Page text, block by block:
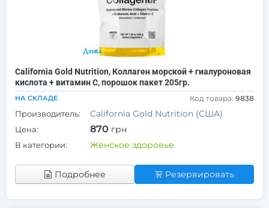
California Gold Nutrition, Коллаген морской + гиалуроновая
кислота + витамин С, порошок пакет 205гр.
НА СКЛАДЕ Код товара: 9838
Производитель: California Gold Nutrition (США)
Цена: 870 грн
В категории: Женское здоровье
Подробнее Резервировать